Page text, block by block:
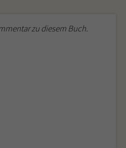
zu diesem Buch.